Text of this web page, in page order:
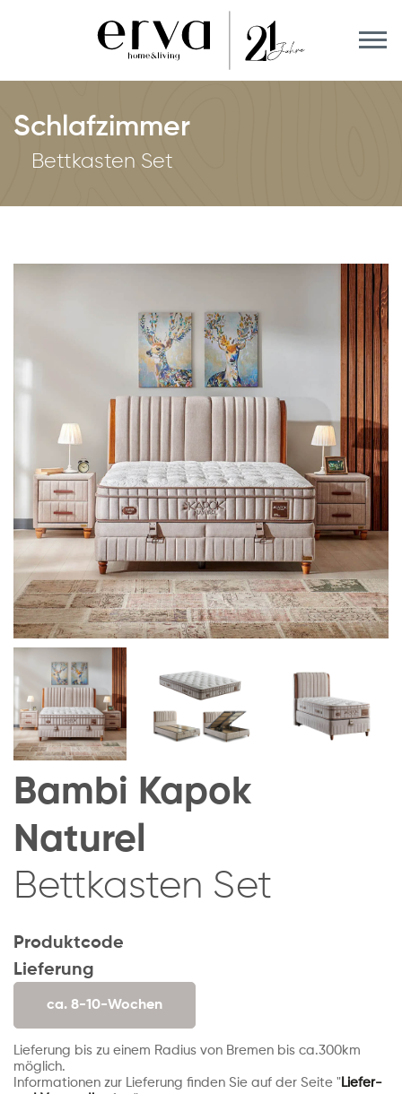
Schlafzimmer
Bettkasten Set
Bambi Kapok
Naturel
Bettkasten Set
Produktcode
Lieferung
ca. 8-10-Wochen
Lieferung bis zu einem Radius von Bremen bis ca.300km
möglich.
Informationen zur Lieferung finden Sie auf der Seite " Liefer-